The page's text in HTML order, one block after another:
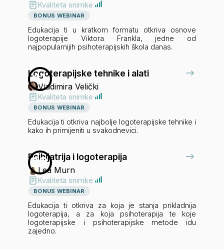
Kvaliteta snimke
BONUS WEBINAR
Edukacija ti u kratkom formatu otkriva osnove
logoterapije Viktora Frankla, jedne od
najpopularnijih psihoterapijskih škola danas.
11
Logoterapijske tehnike i alati
Vladimira Velički
Kvaliteta snimke
BONUS WEBINAR
Edukacija ti otkriva najbolje logoterapijske tehnike i
kako ih primijeniti u svakodnevici.
12
Psihijatrija i logoterapija
Lea Murn
Kvaliteta snimke
BONUS WEBINAR
Edukacija ti otkriva za koja je stanja prikladnija
logoterapija, a za koja psihoterapija te koje
logoterapijske i psihoterapijske metode idu
zajedno.